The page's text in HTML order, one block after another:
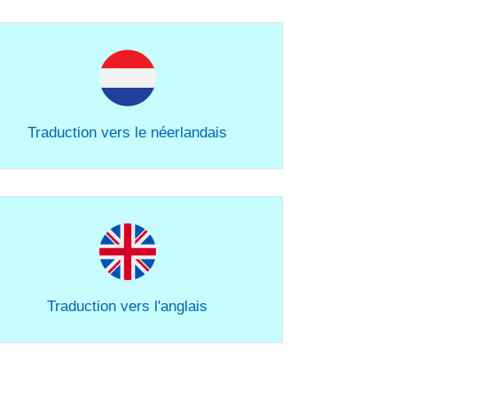
Traduction vers le néerlandais
Traduction vers l'anglais